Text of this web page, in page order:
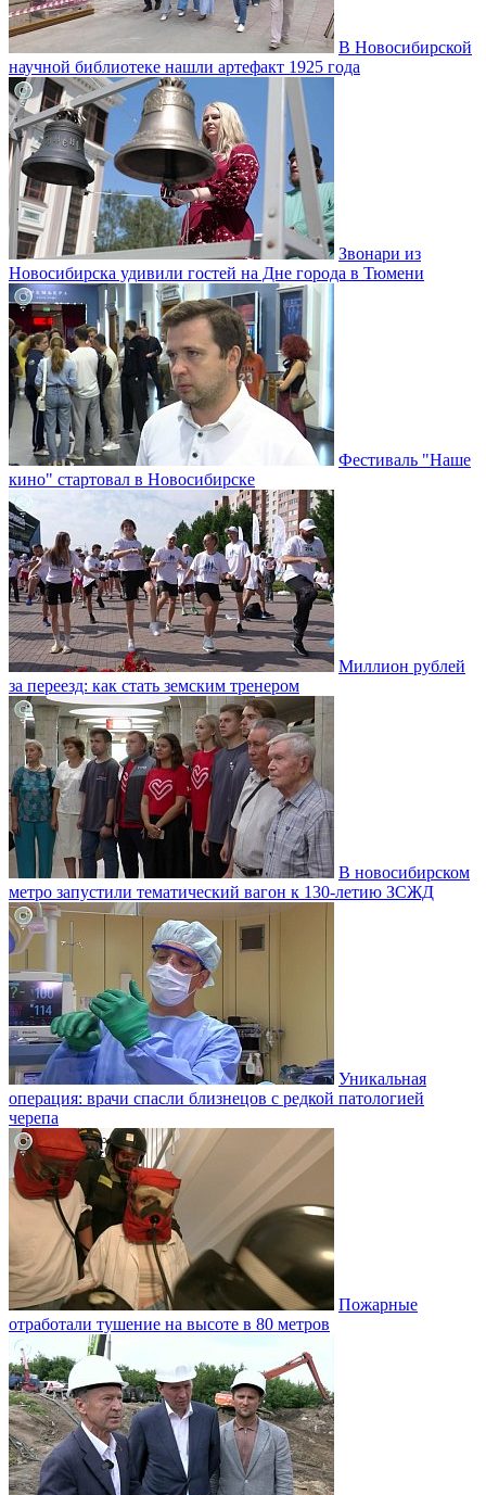
В Новосибирской
научной библиотеке нашли артефакт 1925 года
Звонари из
Новосибирска удивили гостей на Дне города в Тюмени
Фестиваль "Наше
кино" стартовал в Новосибирске
Миллион рублей
за переезд: как стать земским тренером
В новосибирском
метро запустили тематический вагон к 130-летию ЗСЖД
Уникальная
операция: врачи спасли близнецов с редкой патологией
черепа
Пожарные
отработали тушение на высоте в 80 метров